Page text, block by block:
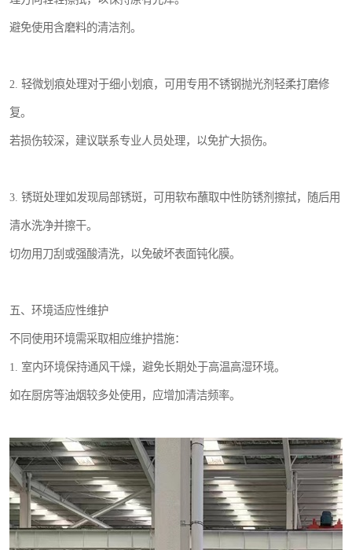
避免使用含磨料的清洁剂。
2. 轻微划痕处理对于细小划痕，可用专用不锈钢抛光剂轻柔打磨修
复。
若损伤较深，建议联系专业人员处理，以免扩大损伤。
3. 锈斑处理如发现局部锈斑，可用软布蘸取中性防锈剂擦拭，随后用
清水洗净并擦干。
切勿用刀刮或强酸清洗，以免破坏表面钝化膜。
五、环境适应性维护
不同使用环境需采取相应维护措施：
1. 室内环境保持通风干燥，避免长期处于高温高湿环境。
如在厨房等油烟较多处使用，应增加清洁频率。